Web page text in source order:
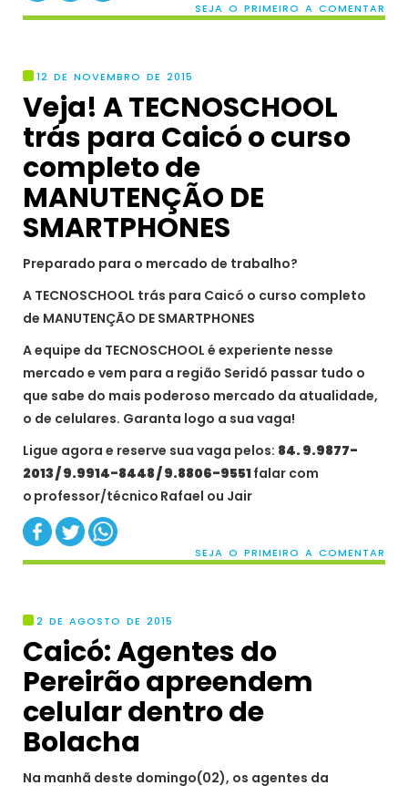
SEJA O PRIMEIRO A COMENTAR
12 DE NOVEMBRO DE 2015
Veja! A TECNOSCHOOL
trás para Caicó o curso
completo de
MANUTENÇÃO DE
SMARTPHONES
Preparado para o mercado de trabalho?
A TECNOSCHOOL trás para Caicó o curso completo
de MANUTENÇÃO DE SMARTPHONES
A equipe da TECNOSCHOOL é experiente nesse
mercado e vem para a região Seridó passar tudo o
que sabe do mais poderoso mercado da atualidade,
o de celulares. Garanta logo a sua vaga!
Ligue agora e reserve sua vaga pelos: 84. 9.9877-
2013 / 9.9914-8448 / 9.8806-9551falar com
o professor/técnico Rafael ou Jair
SEJA O PRIMEIRO A COMENTAR
2 DE AGOSTO DE 2015
Caicó: Agentes do
Pereirão apreendem
celular dentro de
Bolacha
Na manhã deste domingo(02), os agentes da